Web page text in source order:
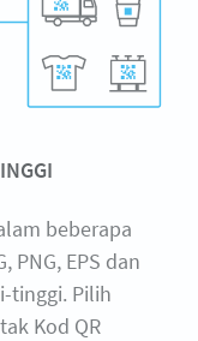
beberapa
PNG, EPS dan
tinggi. Pilih
Kod QR